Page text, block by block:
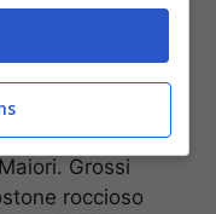
mattina e
diversi
di roccia
sarebbe
163
Grossi
roccioso